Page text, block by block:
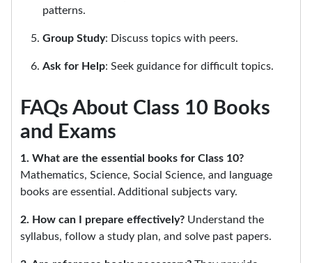
patterns.
Group Study: Discuss topics with peers.
Ask for Help: Seek guidance for difficult topics.
FAQs About Class 10 Books
and Exams
1. What are the essential books for Class 10?
Mathematics, Science, Social Science, and language
books are essential. Additional subjects vary.
2. How can I prepare effectively? Understand the
syllabus, follow a study plan, and solve past papers.